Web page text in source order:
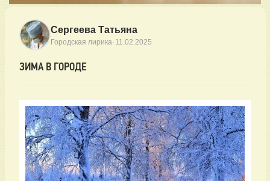
Сергеева Татьяна
Городская лирика· 11.02.2025
ЗИМА В ГОРОДЕ